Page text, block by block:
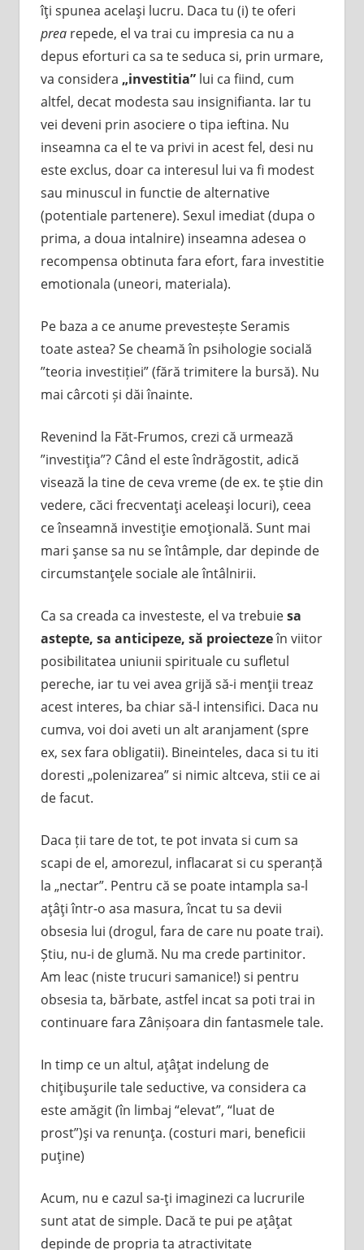
îţi spunea acelaşi lucru. Daca tu (i) te oferi
prearepede, el va trai cu impresia ca nu a
depus eforturi ca sa te seduca si, prin urmare,
va considera „investitia”lui ca fiind, cum
altfel, decat modesta sau insignifianta. Iar tu
vei deveni prin asociere o tipa ieftina. Nu
inseamna ca el te va privi in acest fel, desi nu
este exclus, doar ca interesul lui va fi modest
sau minuscul in functie de alternative
(potentiale partenere). Sexul imediat (dupa o
prima, a doua intalnire) inseamna adesea o
recompensa obtinuta fara efort, fara investitie
emotionala (uneori, materiala).
Pe baza a ce anume prevestește Seramis
toate astea? Se cheamă în psihologie socială
”teoria investiției” (fără trimitere la bursă). Nu
mai cârcoti și dăi înainte.
Revenind la Făt-Frumos, crezi că urmează
”investiţia”? Când el este îndrăgostit, adică
visează la tine de ceva vreme (de ex. te ştie din
vedere, căci frecventaţi aceleaşi locuri), ceea
ce înseamnă investiţie emoţională. Sunt mai
mari şanse sa nu se întâmple, dar depinde de
circumstanţele sociale ale întâlnirii.
Ca sa creada ca investeste, el va trebuiesa
astepte, sa anticipeze, să proiectezeîn viitor
posibilitatea uniunii spirituale cu sufletul
pereche, iar tu vei avea grijă să-i menţii treaz
acest interes, ba chiar să-l intensifici. Daca nu
cumva, voi doi aveti un alt aranjament (spre
ex, sex fara obligatii). Bineinteles, daca si tu iti
doresti „polenizarea” si nimic altceva, stii ce ai
de facut.
Daca ții tare de tot, te pot invata si cum sa
scapi de el, amorezul, inflacarat si cu speranță
la „nectar”. Pentru că se poate intampla sa-l
aţâţi într-o asa masura, încat tu sa devii
obsesia lui (drogul, fara de care nu poate trai).
Știu, nu-i de glumă. Nu ma crede partinitor.
Am leac (niste trucuri samanice!) si pentru
obsesia ta, bărbate, astfel incat sa poti trai in
continuare fara Zânișoara din fantasmele tale.
In timp ce un altul, aţâţat indelung de
chiţibuşurile tale seductive, va considera ca
este amăgit (în limbaj “elevat”, “luat de
prost”)şi va renunţa. (costuri mari, beneficii
puţine)
Acum, nu e cazul sa-ţi imaginezi ca lucrurile
sunt atat de simple. Dacă te pui pe aţâţat
depinde de propria ta atractivitate